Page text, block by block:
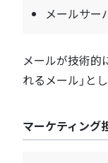
メールサー
メールが技術的
れるメール」と
マーケティング